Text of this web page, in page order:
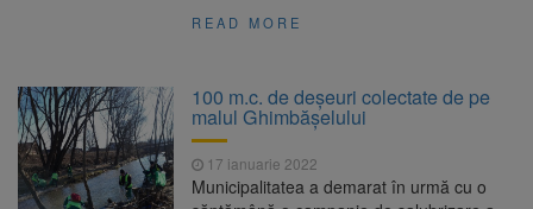
READ MORE
100 m.c. de deșeuri colectate de pe
malul Ghimbășelului
17 ianuarie 2022
Municipalitatea a demarat în urmă cu o